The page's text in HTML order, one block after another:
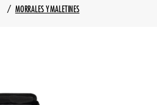
MORRALES Y MALETINES